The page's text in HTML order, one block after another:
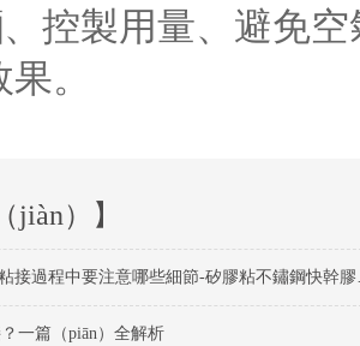
、控製用量、避免
。
jiàn）】
矽膠粘
一篇（piān）全解析